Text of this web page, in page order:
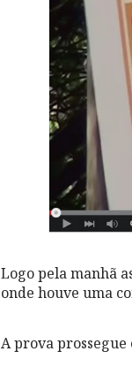
Logo pela manhã
onde houve uma
A prova